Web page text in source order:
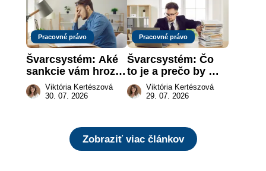
Pracovné právo
Švarcsystém: Aké
sankcie vám hrozia
a prečo nestačí
zaplatiť pokutu?
Viktória Kertészová
30. 07. 2026
Pracovné právo
Švarcsystém: Čo
to je a prečo by
vás to malo
zaujímať
Viktória Kertészová
29. 07. 2026
Zobraziť viac článkov